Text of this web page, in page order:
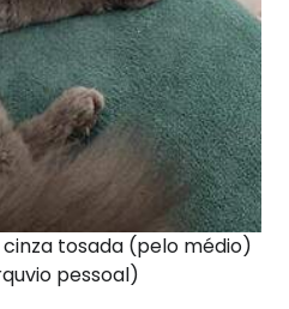
tosada (pelo médio)
pessoal)